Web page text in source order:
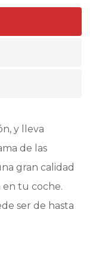
y lleva
de las
gran calidad
tu coche.
ser de hasta